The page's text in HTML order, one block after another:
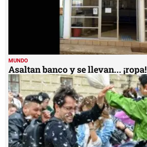
MUNDO
Asaltan banco y se llevan... ¡ropa!